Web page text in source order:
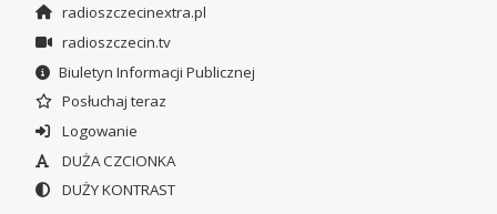
radioszczecinextra.pl
radioszczecin.tv
Biuletyn Informacji Publicznej
Posłuchaj teraz
Logowanie
DUŻA CZCIONKA
DUŻY KONTRAST